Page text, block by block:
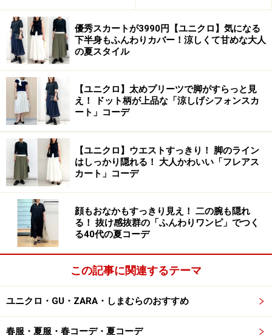
優秀スカートが3990円【ユニクロ】気になる
下半身もふんわりカバー！涼しくて甘めな大人
の夏スタイル
【ユニクロ】太めプリーツで脚がすらっと見
え！ ドット柄が上品な「涼しげシフォンスカ
ート」コーデ
【ユニクロ】ウエストすっきり！ 脚のライン
はしっかり隠れる！ 大人かわいい「フレアス
カート」コーデ
顔もおなかもすっきり見え！ 二の腕も隠れ
る！ 抜け感抜群の「ふんわりワンピ」でつく
る40代の夏コーデ
この記事に関連するテーマ
ユニクロ・GU・ZARA・しまむらのおすすめ
春服・夏服・春コーデ・夏コーデ